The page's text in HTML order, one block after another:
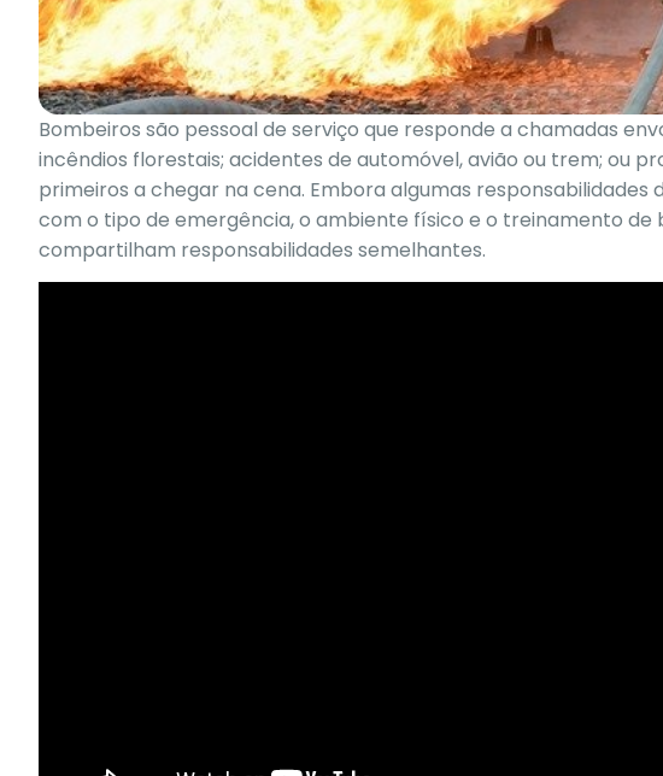
Bombeiros são pessoal de serviço que responde a chamadas
incêndios florestais; acidentes de automóvel, avião ou trem; ou
primeiros a chegar na cena. Embora algumas
com o tipo de emergência, o ambiente físico e o treinamento
compartilham responsabilidades semelhantes.